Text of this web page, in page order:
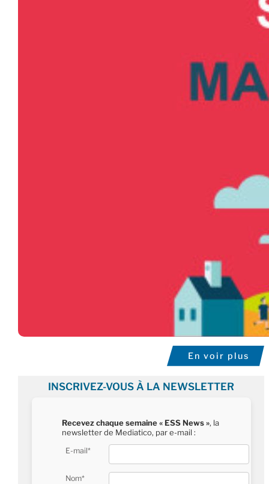
En voir plus
INSCRIVEZ-VOUS À LA NEWSLETTER
Recevez chaque semaine « ESS News », la
newsletter de Mediatico, par e-mail :
E-mail*
Nom*